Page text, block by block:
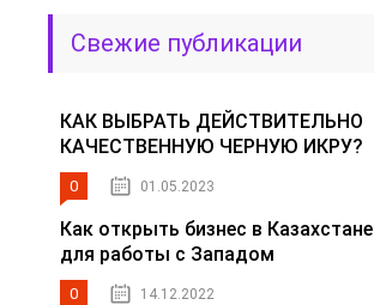
Свежие публикации
КАК ВЫБРАТЬ ДЕЙСТВИТЕЛЬНО
КАЧЕСТВЕННУЮ ЧЕРНУЮ ИКРУ?
0 01.05.2023
Как открыть бизнес в Казахстане
для работы с Западом
0 14.12.2022